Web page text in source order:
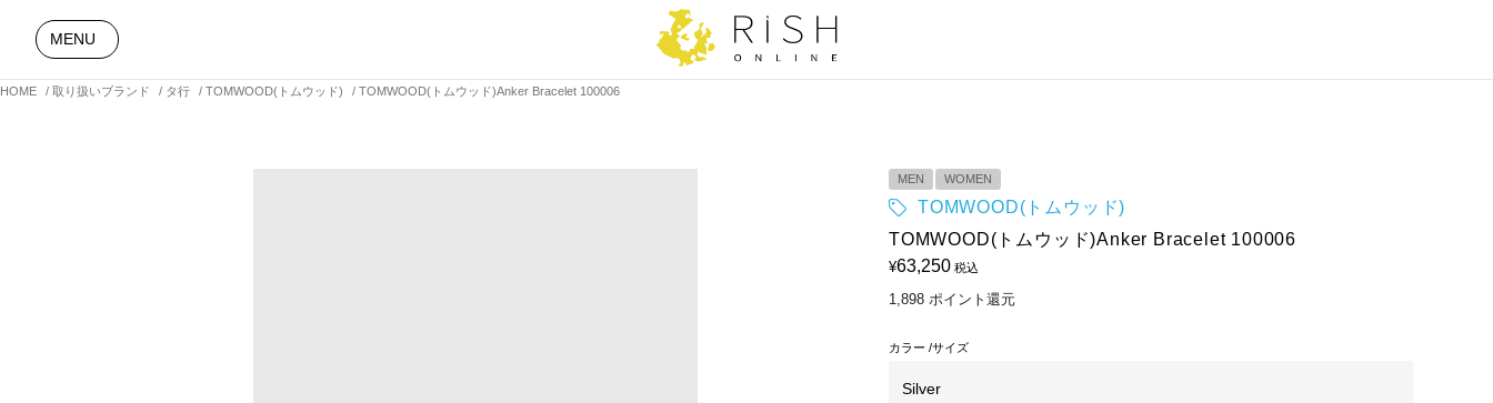
HOME 取り扱いブランド タ行 TOMWOOD(トムウッド) TOMWOOD(トムウッド)Anker Bracelet 100006
MENU
MEN WOMEN
TOMWOOD(トムウッド)
TOMWOOD(トムウッド)Anker Bracelet 100006
¥63,250 税込
1,898 ポイント還元
カラー サイズ
Silver